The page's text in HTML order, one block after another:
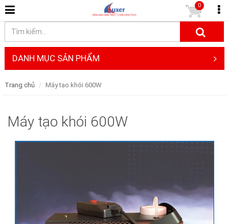
0
DANH MỤC SẢN PHẨM
Trang chủ Máy tạo khói 600W
Máy tạo khói 600W